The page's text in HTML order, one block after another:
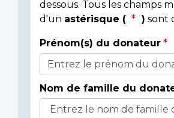
dessous. Tous les champs
d'un astérisque ( ) sont
Détails
du
donateur
Prénom(s) du donateur
Nom de famille du